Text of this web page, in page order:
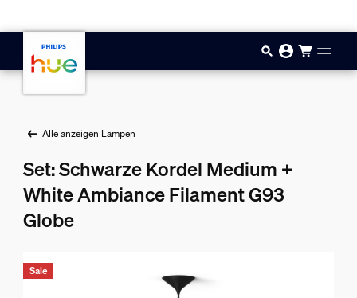
Alle anzeigen Lampen
Set: Schwarze Kordel Medium +
White Ambiance Filament G93
Globe
Sale